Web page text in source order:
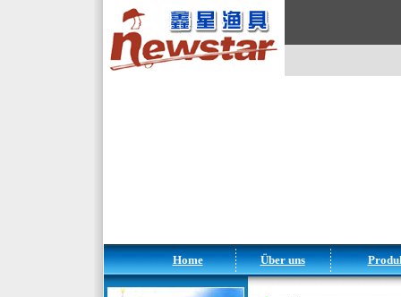
Home Über uns